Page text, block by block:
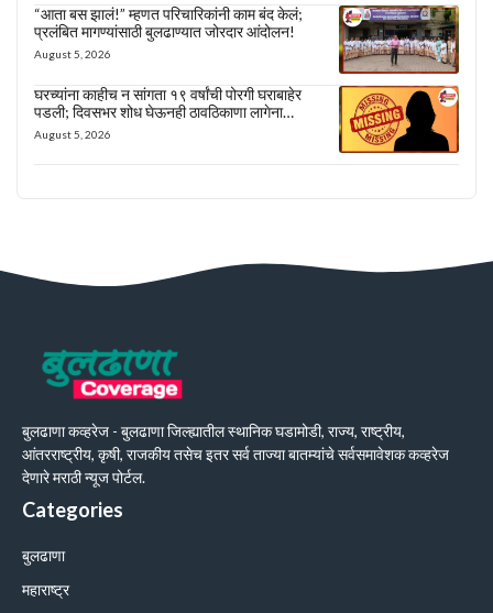
“आता बस झालं!” म्हणत परिचारिकांनी काम बंद केलं;
प्रलंबित मागण्यांसाठी बुलढाण्यात जोरदार आंदोलन!
August 5, 2026
घरच्यांना काहीच न सांगता १९ वर्षांची पोरगी घराबाहेर
पडली; दिवसभर शोध घेऊनही ठावठिकाणा लागेना…
August 5, 2026
बुलढाणा कव्हरेज - बुलढाणा जिल्ह्यातील स्थानिक घडामोडी, राज्य, राष्ट्रीय,
आंतरराष्ट्रीय, कृषी, राजकीय तसेच इतर सर्व ताज्या बातम्यांचे सर्वसमावेशक कव्हरेज
देणारे मराठी न्यूज पोर्टल.
Categories
बुलढाणा
महाराष्ट्र